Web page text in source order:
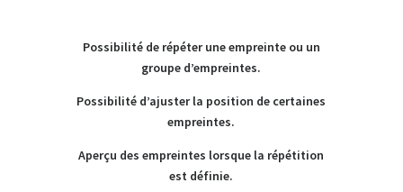
Possibilité de répéter une empreinte ou un
groupe d’empreintes.
Possibilité d’ajuster la position de certaines
empreintes.
Aperçu des empreintes lorsque la répétition
est définie.